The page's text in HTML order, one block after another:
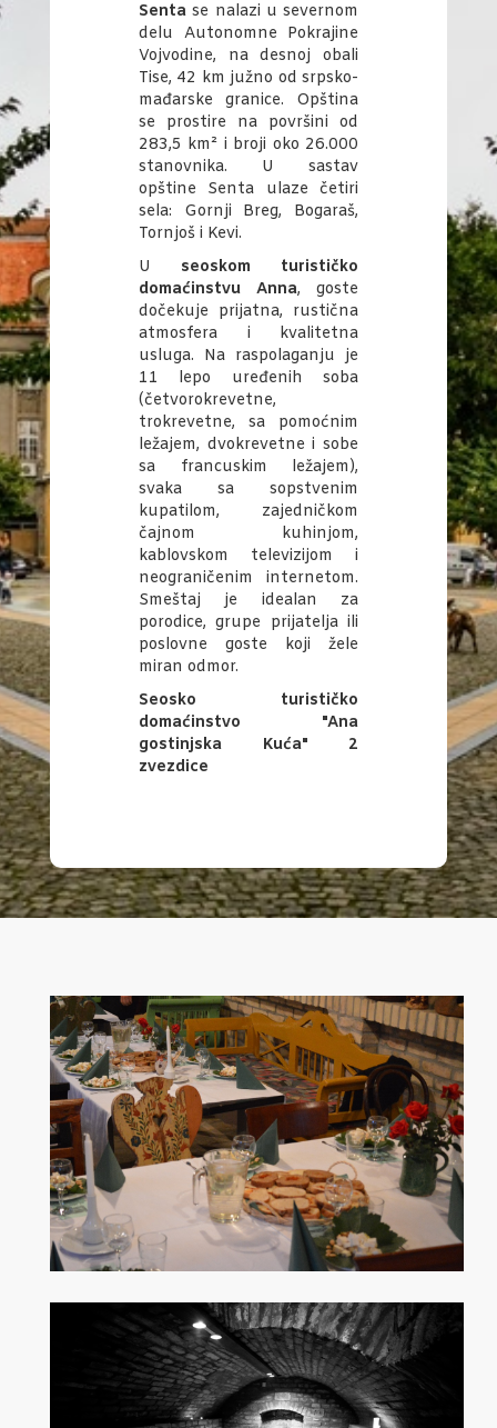
Sentase nalazi u severnom
delu Autonomne Pokrajine
Vojvodine, na desnoj obali
Tise, 42 km južno od srpsko-
mađarske granice. Opština
se prostire na površini od
283,5 km² i broji oko 26.000
stanovnika. U sastav
opštine Senta ulaze četiri
sela: Gornji Breg, Bogaraš,
Tornjoš i Kevi.
U seoskom turističko
domaćinstvu Anna, goste
dočekuje prijatna, rustična
atmosfera i kvalitetna
usluga. Na raspolaganju je
11 lepo uređenih soba
(četvorokrevetne,
trokrevetne, sa pomoćnim
ležajem, dvokrevetne i sobe
sa francuskim ležajem),
svaka sa sopstvenim
kupatilom, zajedničkom
čajnom kuhinjom,
kablovskom televizijom i
neograničenim internetom.
Smeštaj je idealan za
porodice, grupe prijatelja ili
poslovne goste koji žele
miran odmor.
Seosko turističko
domaćinstvo "Ana
gostinjska Kuća" 2
zvezdice